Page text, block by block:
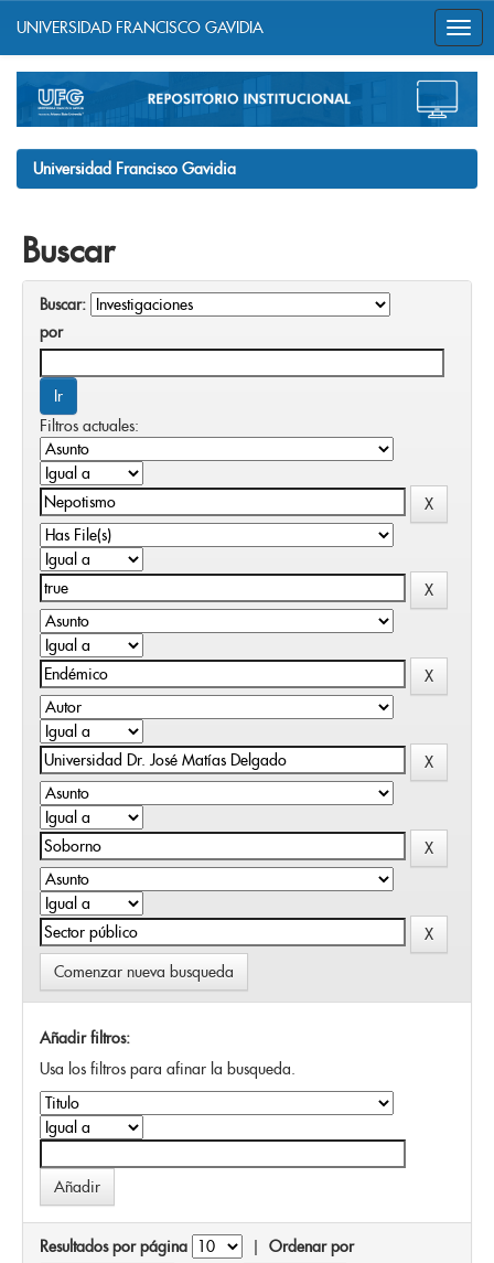
navigation
UNIVERSIDAD FRANCISCO GAVIDIA
Universidad Francisco Gavidia
Buscar
Buscar:
por
Filtros actuales:
Comenzar nueva busqueda
Añadir filtros:
Usa los filtros para afinar la busqueda.
Resultados por página | Ordenar por